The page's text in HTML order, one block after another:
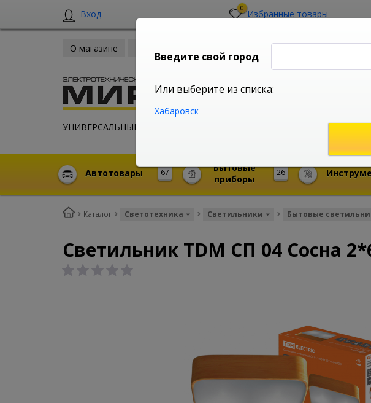
Вход 0 Избранные товары
О магазине
УНИВЕРСАЛЬНЫЙ ИНТЕРНЕТ МАГАЗИН
67
Автотовары 26
Бытовые
приборы
Каталог Светотехника Светильники Бытовые
Светильник TDM СП 04 Сосна
Введите свой город
Или выберите из списка:
Хабаровск